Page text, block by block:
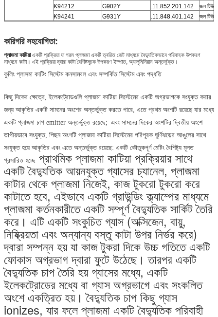
K94212
G902Y .11.852.201.142
জল টিউব
K94241
G931Y .11.848.401.142 জল টিউব
কারিগরি সহযোগিতা:
প্লাজমা কাটিয়াএকটি প্রক্রিয়া যা গরম প্লাজমা একটি ত্বরিত জেট মাধ্যমে বৈদ্যুতিকভাবে পরিবাহক উপকরণ
মাধ্যমে কাটা। এই প্রক্রিয়া দ্বারা কাটা বৈশিষ্টসূচক উপকরণ ইস্পাত, অ্যালুমিনিয়াম অন্তর্ভুক্ত।
কুলিং প্লাসমা কাটিং সিস্টেম কনসামবল এবং সম্পর্কিত সিস্টেম এবং পদ্ধতি
কিছু দিকের ক্ষেত্রে, ইলেকট্রোডগুলি প্লাজমা কাটিয়া সিস্টেমের একটি অগ্রভাগকে সংযুক্ত করার
জন্য আকৃতির একটি সামনের অংশের অন্তর্ভুক্ত করতে পারে, এতে প্রথম অংশটি রয়েছে যার মধ্যে
একটি প্লাজমা চাপ emitter অন্তর্ভুক্ত রয়েছে; এবং সামনের দিকের অংশটির দ্বিতীয় অংশে
তাপীয়ভাবে সংযুক্ত, পিছন অংশটি প্লাজমা কাটিয়া সিস্টেমের পরিপূরক ঘূর্ণিঝড়ের আঙুলের সাথে
সংযুক্ত হয়ে আকৃতির এবং এতে অন্তর্ভুক্ত রয়েছে: একটি কৌতুকপূর্ণ মেটিং বৈশিষ্ট্য মূলত
প্রসারিত হচ্ছেপ্রাথমিক প্লাজমা কাটিয়া প্রক্রিয়ার সাথে
একটি বৈদ্যুতিক আয়নযুক্ত গ্যাসের চ্যানেল, প্লাজমা
কাটার থেকে প্লাজমা নিজেই, কাজ টুকরো টুকরো করে
কাটাতে হবে, এইভাবে একটি গ্রাউন্ডিং ক্ল্যাম্পের মাধ্যমে
প্লাজমা কর্তনকারীতে একটি সম্পূর্ণ বৈদ্যুতিক সার্কিট তৈরি
করে। এটি একটি সংকুচিত গ্যাস (অক্সিজেন, বায়ু,
নিষ্ক্রিয়তা এবং অন্যান্য বস্তু কাটা উপর নির্ভর করে)
দ্বারা সম্পন্ন হয় যা কাজ টুকরা দিকে উচ্চ গতিতে একটি
ফোকাস অগ্রভাগ দ্বারা ফুটে উঠেছে। তারপর একটি
বৈদ্যুতিক চাপ তৈরি হয় গ্যাসের মধ্যে, একটি
ইলেকট্রোডের মধ্যে বা গ্যাস অগ্রভাগে এবং সংকলিত
অংশে একত্রিত হয়। বৈদ্যুতিক চাপ কিছু গ্যাস
ionizes, যার ফলে প্লাজমা একটি বৈদ্যুতিক পরিবাহী